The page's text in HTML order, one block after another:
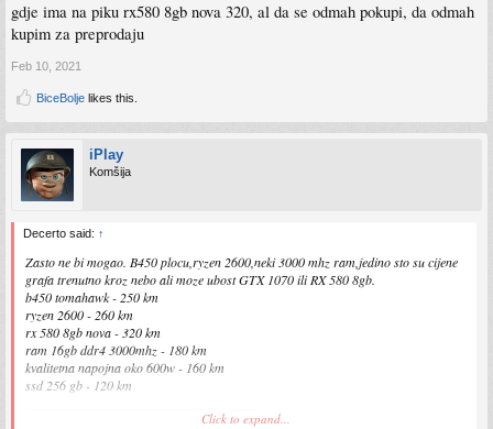
gdje ima na piku rx580 8gb nova 320, al da se odmah pokupi, da odmah
kupim za preprodaju
Feb 10, 2021
BiceBolje likes this.
iPlay
Komšija
Decerto said: ↑
Zasto ne bi mogao. B450 plocu,ryzen 2600,neki 3000 mhz ram,jedino sto su cijene
grafa trenutno kroz nebo ali moze ubost GTX 1070 ili RX 580 8gb.
b450 tomahawk - 250 km
ryzen 2600 - 260 km
rx 580 8gb nova - 320 km
ram 16gb ddr4 3000mhz - 180 km
kvalitetna napojna oko 600w - 160 km
ssd 256 gb - 120 km
Click to expand...